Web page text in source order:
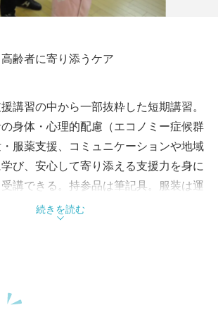
齢者に寄り添うケア
講習の中から一部抜粋した短期講習。
身体・心理的配慮（エコノミー症候群
服薬支援、コミュニケーションや地域
び、安心して寄り添える支援力を身に
講できる。持参品は筆記具。服装は運
続きを読む